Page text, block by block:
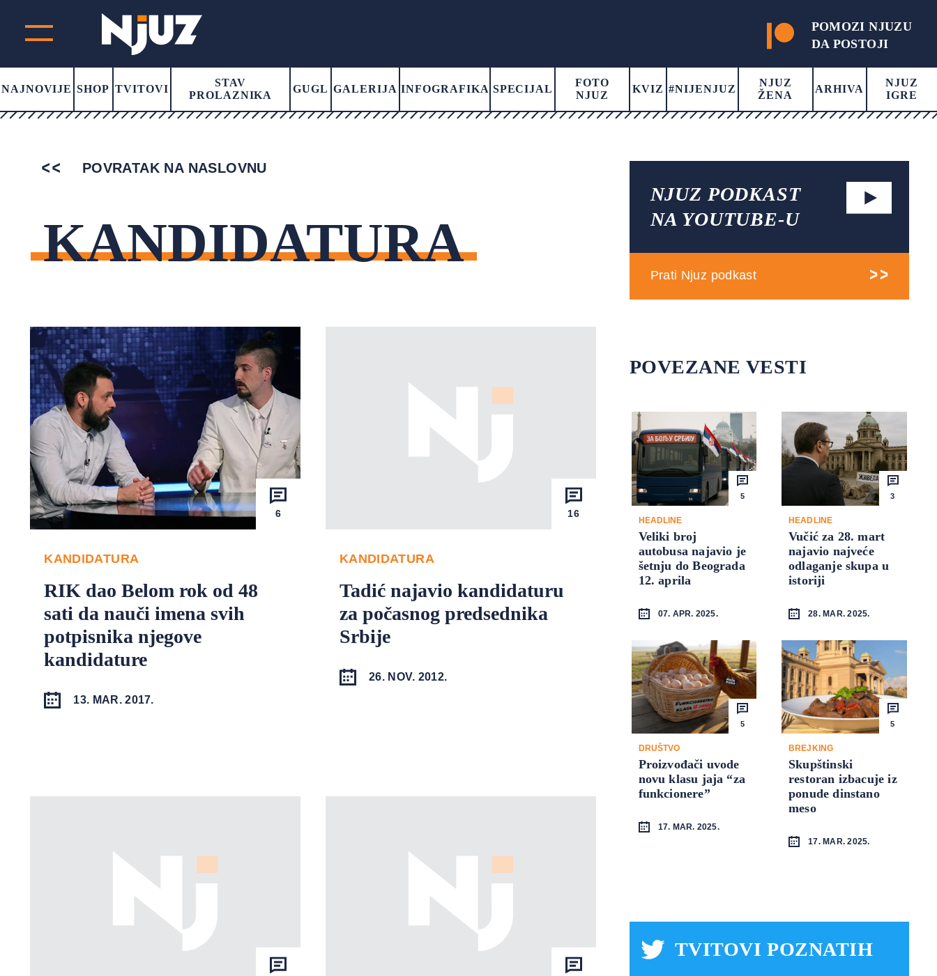
POMOZI NJUZU
DA POSTOJI
NAJNOVIJE SHOP TVITOVI
STAV
PROLAZNIKA
GUGL GALERIJA INFOGRAFIKA SPECIJAL
FOTO
NJUZ
KVIZ #NIJENJUZ
NJUZ
ŽENA
ARHIVA
NJUZ
IGRE
POVRATAK NA NASLOVNU
KANDIDATURA
6
KANDIDATURA
RIK dao Belom rok od 48
sati da nauči imena svih
potpisnika njegove
kandidature
13. MAR. 2017.
16
KANDIDATURA
Tadić najavio kandidaturu
za počasnog predsednika
Srbije
26. NOV. 2012.
NJUZ PODKAST
NA YOUTUBE-U
Prati Njuz podkast
POVEZANE VESTI
5
HEADLINE
Veliki broj
autobusa najavio je
šetnju do Beograda
12. aprila
07. APR. 2025.
3
HEADLINE
Vučić za 28. mart
najavio najveće
odlaganje skupa u
istoriji
28. MAR. 2025.
5
DRUŠTVO
Proizvođači uvode
novu klasu jaja “za
funkcionere”
17. MAR. 2025.
5
BREJKING
Skupštinski
restoran izbacuje iz
ponude dinstano
meso
17. MAR. 2025.
TVITOVI POZNATIH